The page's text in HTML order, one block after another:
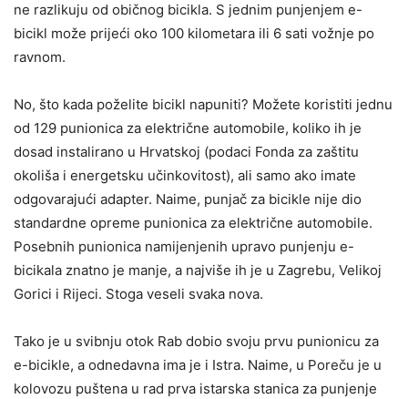
ne razlikuju od običnog bicikla. S jednim punjenjem e-
bicikl može prijeći oko 100 kilometara ili 6 sati vožnje po
ravnom.
No, što kada poželite bicikl napuniti? Možete koristiti jednu
od 129 punionica za električne automobile, koliko ih je
dosad instalirano u Hrvatskoj (podaci Fonda za zaštitu
okoliša i energetsku učinkovitost), ali samo ako imate
odgovarajući adapter. Naime, punjač za bicikle nije dio
standardne opreme punionica za električne automobile.
Posebnih punionica namijenjenih upravo punjenju e-
bicikala znatno je manje, a najviše ih je u Zagrebu, Velikoj
Gorici i Rijeci. Stoga veseli svaka nova.
Tako je u svibnju otok Rab dobio svoju prvu punionicu za
e-bicikle, a odnedavna ima je i Istra. Naime, u Poreču je u
kolovozu puštena u rad prva istarska stanica za punjenje